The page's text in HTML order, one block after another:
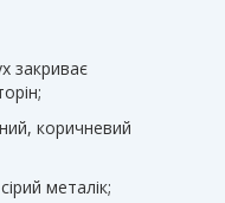
закриває
коричневий
металік;